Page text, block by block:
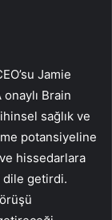
Jamie
Brain
sağlık ve
potansiyeline
hissedarlara
dile getirdi.